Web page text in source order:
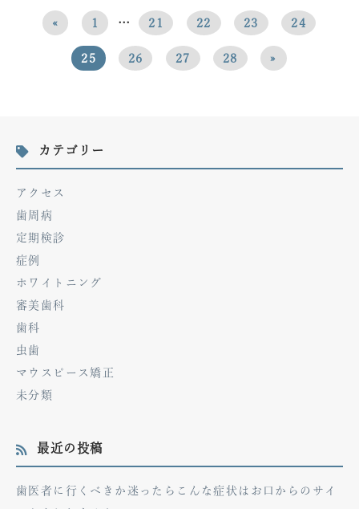
« 1 … 21 22 23 24
25 26 27 28 »
カテゴリー
アクセス
歯周病
定期検診
症例
ホワイトニング
審美歯科
歯科
虫歯
マウスピース矯正
未分類
最近の投稿
歯医者に行くべきか迷ったらこんな症状はお口からのサイ